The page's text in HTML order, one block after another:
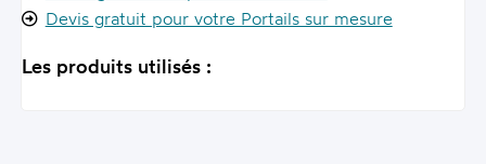
Devis gratuit pour votre Portails sur mesure
Les produits utilisés :